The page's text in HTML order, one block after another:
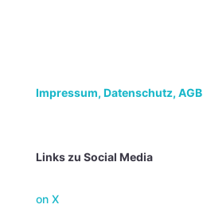
Impressum, Datenschutz, AGB
Links zu Social Media
on X